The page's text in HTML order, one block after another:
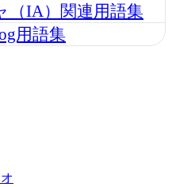
（IA）関連用語集
用語集